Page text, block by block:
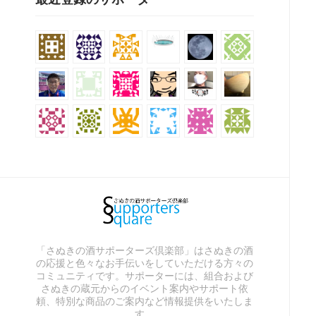
「さぬきの酒サポーターズ倶楽部」はさぬきの酒
の応援と色々なお手伝いをしていただける方々の
コミュニティです。サポーターには、組合および
さぬきの蔵元からのイベント案内やサポート依
頼、特別な商品のご案内など情報提供をいたしま